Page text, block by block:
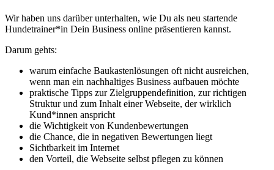
Wir haben uns darüber unterhalten, wie Du als neu startende
Hundetrainer*in Dein Business online präsentieren kannst.
Darum gehts:
warum einfache Baukastenlösungen oft nicht ausreichen,
wenn man ein nachhaltiges Business aufbauen möchte
praktische Tipps zur Zielgruppendefinition, zur richtigen
Struktur und zum Inhalt einer Webseite, der wirklich
Kund*innen anspricht
die Wichtigkeit von Kundenbewertungen
die Chance, die in negativen Bewertungen liegt
Sichtbarkeit im Internet
den Vorteil, die Webseite selbst pflegen zu können